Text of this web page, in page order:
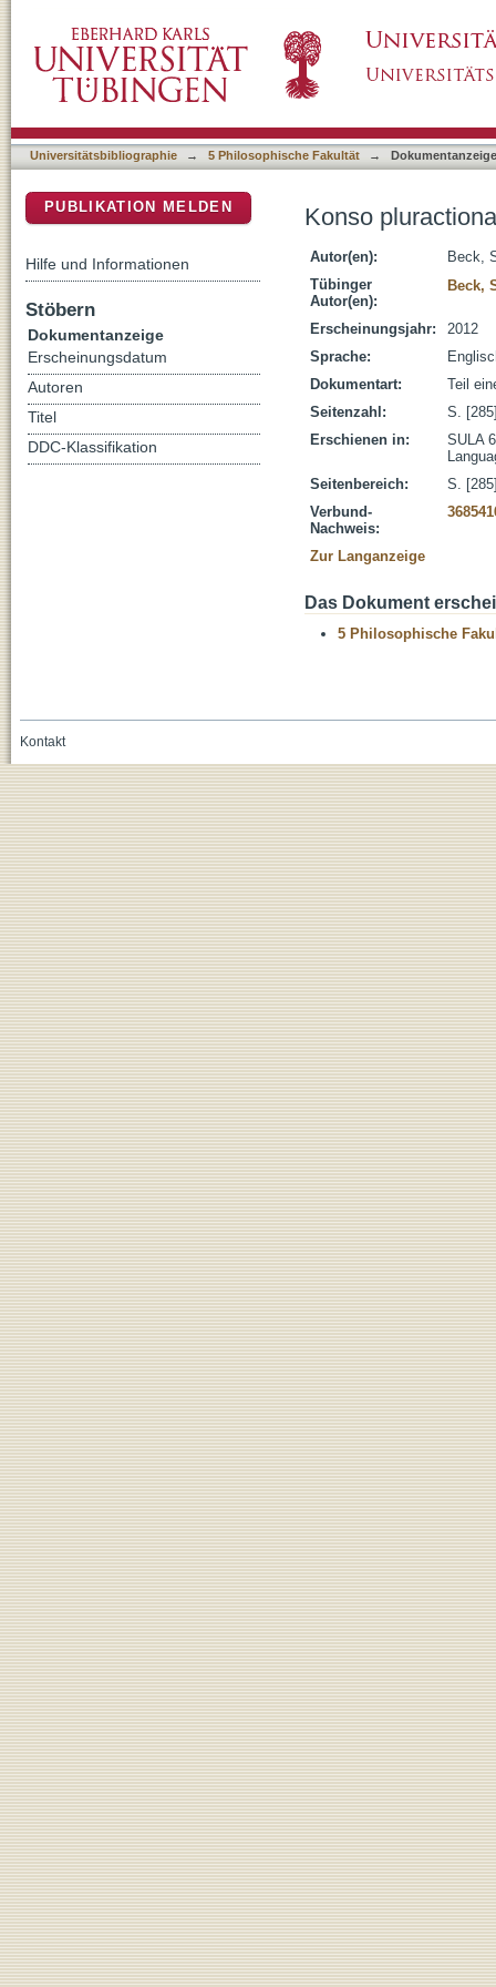
Universitätsbibliographie → 5 Philosophische Fakultät → Dokumentanzeige
Konso
Autor(en):
Beck,
Tübinger
Autor(en):
Beck,
Erscheinungsjahr:
2012
Sprache:
Dokumentart:
Teil
Seitenzahl:
S.
Erschienen in:
SULA
Seitenbereich:
S.
Verbund-
Nachweis:
Zur Langanzeige
Das Dokument
5 Philosophische
PUBLIKATION MELDEN
Hilfe und Informationen
Stöbern
Dokumentanzeige
Erscheinungsdatum
Autoren
Titel
DDC-Klassifikation
Kontakt